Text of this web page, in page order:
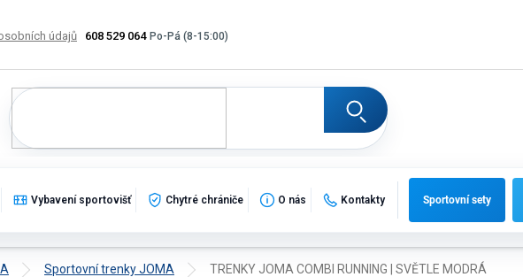
608 529 064
údajů Výměna, vrácení a reklamace zboží Fotbalové branky,
Vybavení sportovišť Chytré chrániče O nás Kontakty Sportovní sety
Sportovní trenky JOMA TRENKY JOMA COMBI RUNNING | SVĚTLE MODRÁ